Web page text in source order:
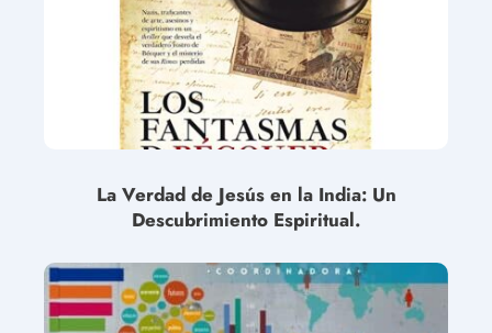
La Verdad de Jesús en la India: Un
Descubrimiento Espiritual.